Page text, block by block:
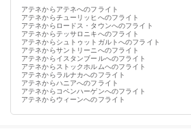
アテネからアテネへのフライト
アテネからチューリッヒへのフライト
アテネからロードス・タウンへのフライト
アテネからテッサロニキへのフライト
アテネからシュトゥットガルトへのフライト
アテネからサントリーニへのフライト
アテネからイスタンブールへのフライト
アテネからストックホルムへのフライト
アテネからラルナカへのフライト
アテネからハニアへのフライト
アテネからコペンハーゲンへのフライト
アテネからウィーンへのフライト